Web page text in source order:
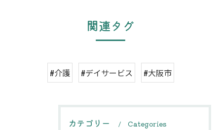
関連タグ
#介護 #デイサービス #大阪市
カテゴリー Categories